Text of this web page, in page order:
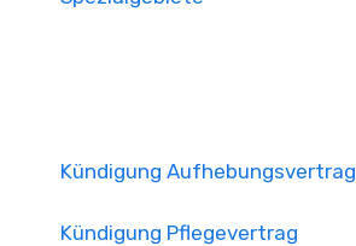
Kündigung Aufhebungsvertrag
Kündigung Pflegevertrag